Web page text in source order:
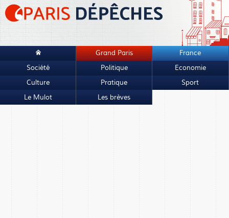
Grand Paris
France
Société
Politique
Economie
Culture
Pratique
Sport
Le Mulot
Les brèves